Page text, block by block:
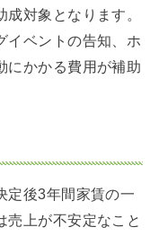
対象となります。
イベントの告知、ホ
にかかる費用が補助
定後3年間家賃の一
売上が不安定なこと